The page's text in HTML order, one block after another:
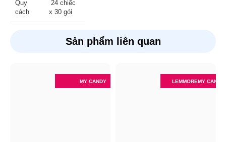
Quy
cách
24 chiếc
x 30 gói
Sản phẩm liên quan
MY CANDY LEMMOREMY CANDY